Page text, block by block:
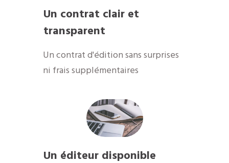
Un contrat clair et
transparent
Un contrat d'édition sans surprises
ni frais supplémentaires
Un éditeur disponible